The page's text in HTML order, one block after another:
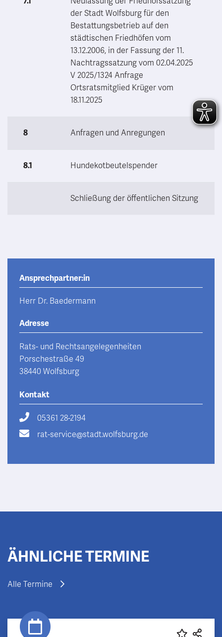
der Stadt Wolfsburg für den
Bestattungsbetrieb auf den
städtischen Friedhöfen vom
13.12.2006, in der Fassung der 11.
Nachtragssatzung vom 02.04.2025
V 2025/1324 Anfrage
Ortsratsmitglied Krüger vom
18.11.2025
8 Anfragen und Anregungen
8.1 Hundekotbeutelspender
Schließung der öffentlichen Sitzung
Ansprechpartner:in
Herr Dr. Baedermann
Adresse
Rats- und Rechtsangelegenheiten
Porschestraße 49
38440 Wolfsburg
Kontakt
05361 28-2194
rat-service@stadt.wolfsburg.de
ÄHNLICHE TERMINE
Alle Termine